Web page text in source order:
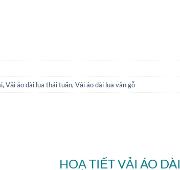
,Vải áo dài lụa thái tuấn,Vải áo dài lụa vân gỗ
HOẠ TIẾT VẢI ÁO DÀI